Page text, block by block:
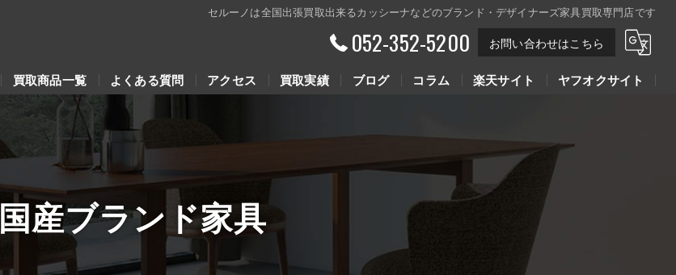
セルーノは全国出張買取出来るカッシーナなどのブランド・デザイナーズ家具買取専門店です
052-352-5200 お問い合わせはこちら
買取商品一覧 よくある質問 アクセス 買取実績 ブログ
Youtube動画
Youtube動画
コラム 楽天サイト ヤフオクサイト
国産ブランド家具